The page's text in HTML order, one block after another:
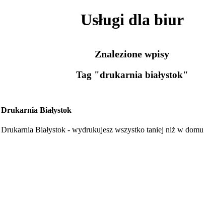
Usługi dla biur
Znalezione wpisy
Tag "drukarnia białystok"
Drukarnia Białystok
Drukarnia Białystok - wydrukujesz wszystko taniej niż w domu